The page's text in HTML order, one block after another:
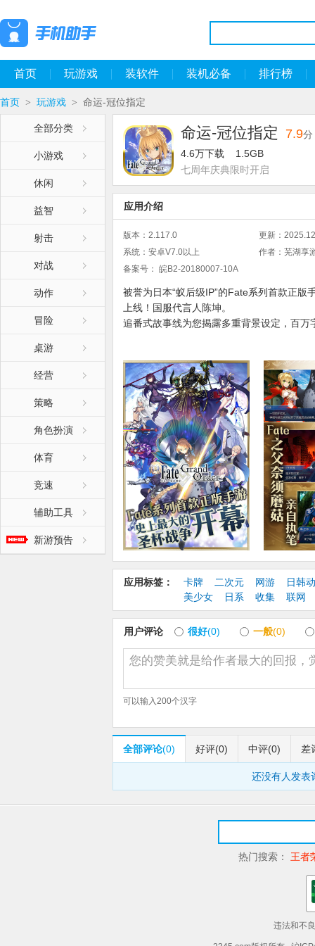
首页 玩游戏 装软件 装机必备 排行榜
首页 > 玩游戏 > 命运-冠位指定
全部分类
小游戏
休闲
益智
射击
对战
动作
冒险
桌游
经营
策略
角色扮演
体育
竞速
辅助工具
新游预告
命运-冠位指定 7.9分
4.6万下载
1.5GB
七周年庆典限时开启
应用介绍
版本： 2.117.0 更新：
系统： 安卓V7.0以上 作者： 芜湖享
备案号： 皖B2-20180007-10A
被誉为日本“蚁后级IP”的Fate系列首款正
上线！国服代言人陈坤。
追番式故事线为您揭露多重背景设定，百
模的圣杯战争！
【更新日志】:
1. 好友支援界面新增“列表刷新”与“活动加成
2. 队伍编成界面新增“从者筛选”
3. 新增系统：御主任务
4. 新增系统：灵基保管室
5. 新增系统：圣杯转临
6. 游戏设置中新增第四阶段灵基立绘显示开
7. 概念礼装强化界面新增显示获得经验
8. 从者及概念礼装的强化栏位变为20张
9. 魔术礼装装备界面调整至队伍编成界面内
11. 优化迦勒底之门中的关卡显示
12. 概念礼装装备界面中，新增筛选功能
13. 战斗结算时，优化道具的加成掉落的数
14. 从者：阿蒂拉，卫宫的动作模型更新
应用标签： 卡牌 二次元 网游
日韩
美少女
日系 收集 联网
用户评论 很好(0) 一般(0)
可以输入200个汉字
全部评论(0) 好评(0) 中评(0) 差
还没有人发表
热门搜索： 王者
违法和不